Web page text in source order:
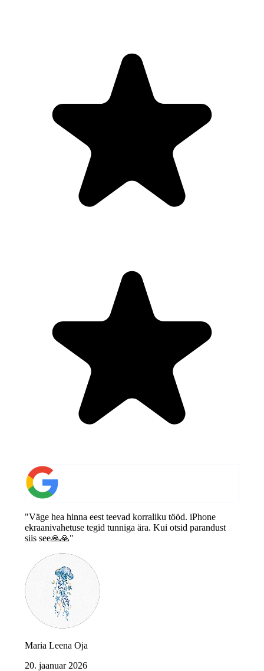
"Väge hea hinna eest teevad korraliku tööd. iPhone
ekraanivahetuse tegid tunniga ära. Kui otsid parandust
siis see🙏🙏"
Maria Leena Oja
20. jaanuar 2026